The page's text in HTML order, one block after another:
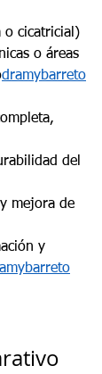
o cicatricial)
o áreas
dramybarreto
del
mejora de
y